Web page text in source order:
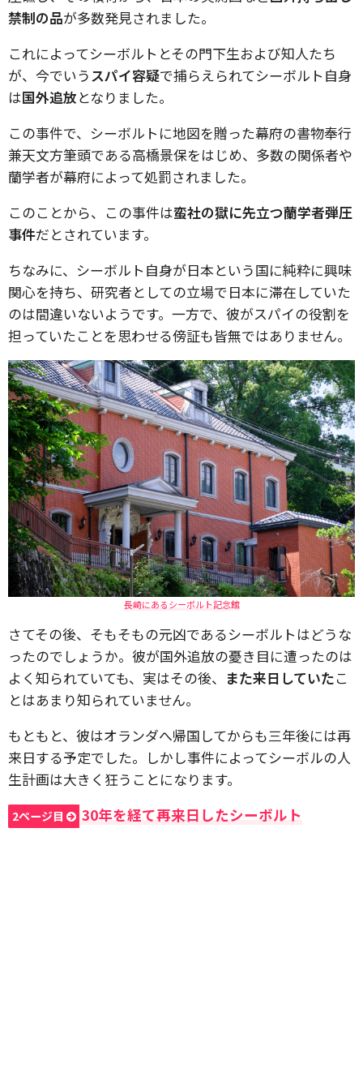
禁制の品が多数発見されました。
これによってシーボルトとその門下生および知人たち
が、今でいうスパイ容疑で捕らえられてシーボルト自身
は国外追放となりました。
この事件で、シーボルトに地図を贈った幕府の書物奉行
兼天文方筆頭である高橋景保をはじめ、多数の関係者や
蘭学者が幕府によって処罰されました。
このことから、この事件は蛮社の獄に先立つ蘭学者弾圧
事件だとされています。
ちなみに、シーボルト自身が日本という国に純粋に興味
関心を持ち、研究者としての立場で日本に滞在していた
のは間違いないようです。一方で、彼がスパイの役割を
担っていたことを思わせる傍証も皆無ではありません。
長崎にあるシーボルト記念館
さてその後、そもそもの元凶であるシーボルトはどうな
ったのでしょうか。彼が国外追放の憂き目に遭ったのは
よく知られていても、実はその後、 また来日していたこ
とはあまり知られていません。
もともと、彼はオランダへ帰国してからも三年後には再
来日する予定でした。しかし事件によってシーボルの人
生計画は大きく狂うことになります。
2ページ目 30年を経て再来日したシーボルト